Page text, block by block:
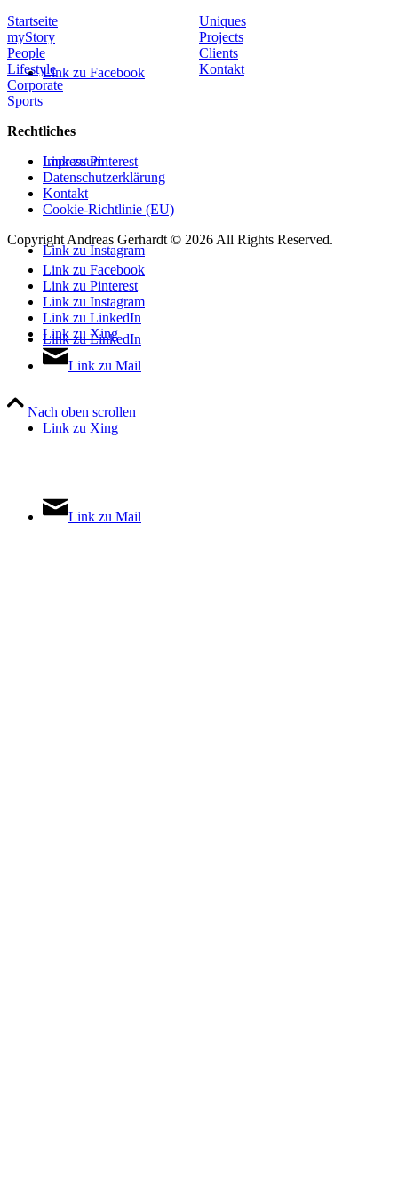
Link zu Facebook
Link zu Pinterest
Link zu Instagram
Link zu LinkedIn
Link zu Xing
Link zu Mail
Startseite
myStory
People
Lifestyle
Corporate
Sports
Uniques
Projects
Clients
Kontakt
Rechtliches
Impressum
Datenschutzerklärung
Kontakt
Cookie-Richtlinie (EU)
Copyright Andreas Gerhardt © 2026 All Rights Reserved.
Link zu Facebook
Link zu Pinterest
Link zu Instagram
Link zu LinkedIn
Link zu Xing
Link zu Mail
Nach oben scrollen